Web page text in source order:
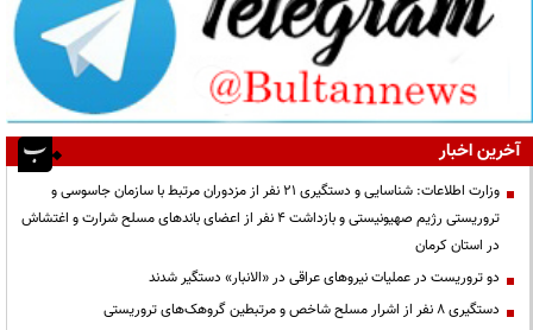
آخرین اخبار
وزارت اطلاعات: شناسایی و دستگیری ۲۱ نفر از مزدوران مرتبط با سازمان جاسوسی و
تروریستی رژیم صهیونیستی و بازداشت ۴ نفر از اعضای باندهای مسلح شرارت و اغتشاش
در استان کرمان
دو تروریست در عملیات نیروهای عراقی در «الانبار» دستگیر شدند
دستگیری ۸ نفر از اشرار مسلح شاخص و مرتبطین گروهک‌های تروریستی